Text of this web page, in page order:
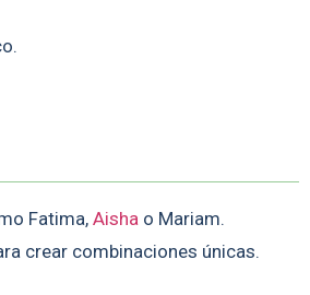
Fatima, Aisha o Mariam.
crear combinaciones únicas.